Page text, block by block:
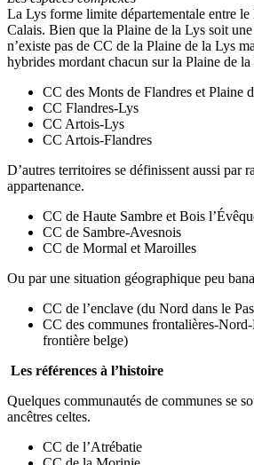
La Lys forme limite départementale entre le
Calais. Bien que la Plaine de la Lys soit
n’existe pas de CC de la Plaine de la Lys
hybrides mordant chacun sur la Plaine de la
CC des Monts de Flandres et Plaine
CC Flandres-Lys
CC Artois-Lys
CC Artois-Flandres
D’autres territoires se définissent aussi par
appartenance.
CC de Haute Sambre et Bois
CC de Sambre-Avesnois
CC de Mormal et Maroilles
Ou par une situation géographique peu
CC de l’enclave (du Nord dans le
CC des communes frontalières-
frontière belge)
Les références à l’histoire
Quelques communautés de communes se
ancêtres celtes.
CC de l’Atrébatie